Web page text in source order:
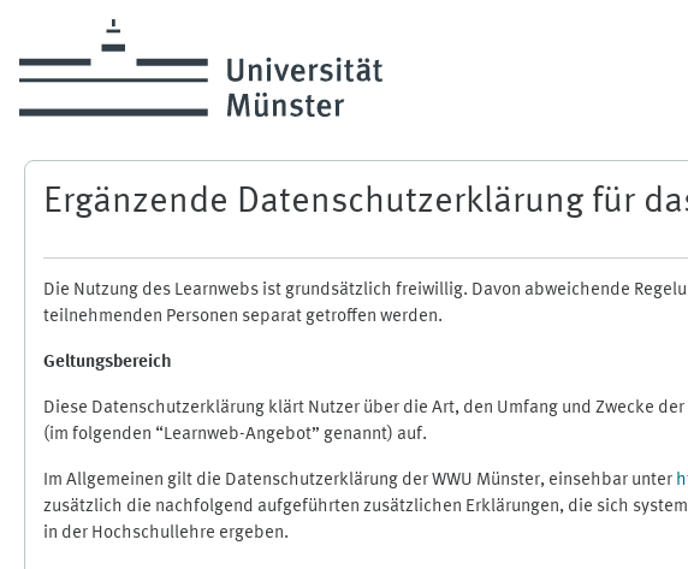
Ergänzende Datenschutzerklärung für
Die Nutzung des Learnwebs ist grundsätzlich freiwillig. Davon abweichende
teilnehmenden Personen separat getroffen werden.
Geltungsbereich
Diese Datenschutzerklärung klärt Nutzer über die Art, den Umfang und Zwecke
(im folgenden “Learnweb-Angebot” genannt) auf.
Im Allgemeinen gilt die Datenschutzerklärung der WWU Münster, einsehbar unter
zusätzlich die nachfolgend aufgeführten zusätzlichen Erklärungen, die sich
in der Hochschullehre ergeben.